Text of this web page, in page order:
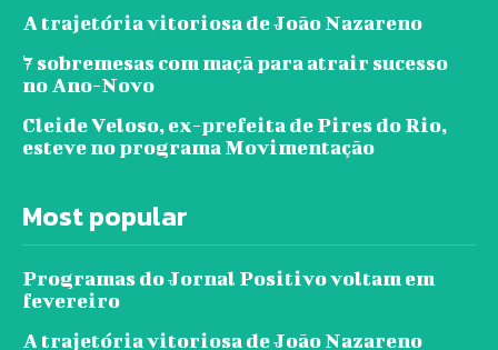
A trajetória vitoriosa de João Nazareno
7 sobremesas com maçã para atrair sucesso
no Ano-Novo
Cleide Veloso, ex-prefeita de Pires do Rio,
esteve no programa Movimentação
Most popular
Programas do Jornal Positivo voltam em
fevereiro
A trajetória vitoriosa de João Nazareno